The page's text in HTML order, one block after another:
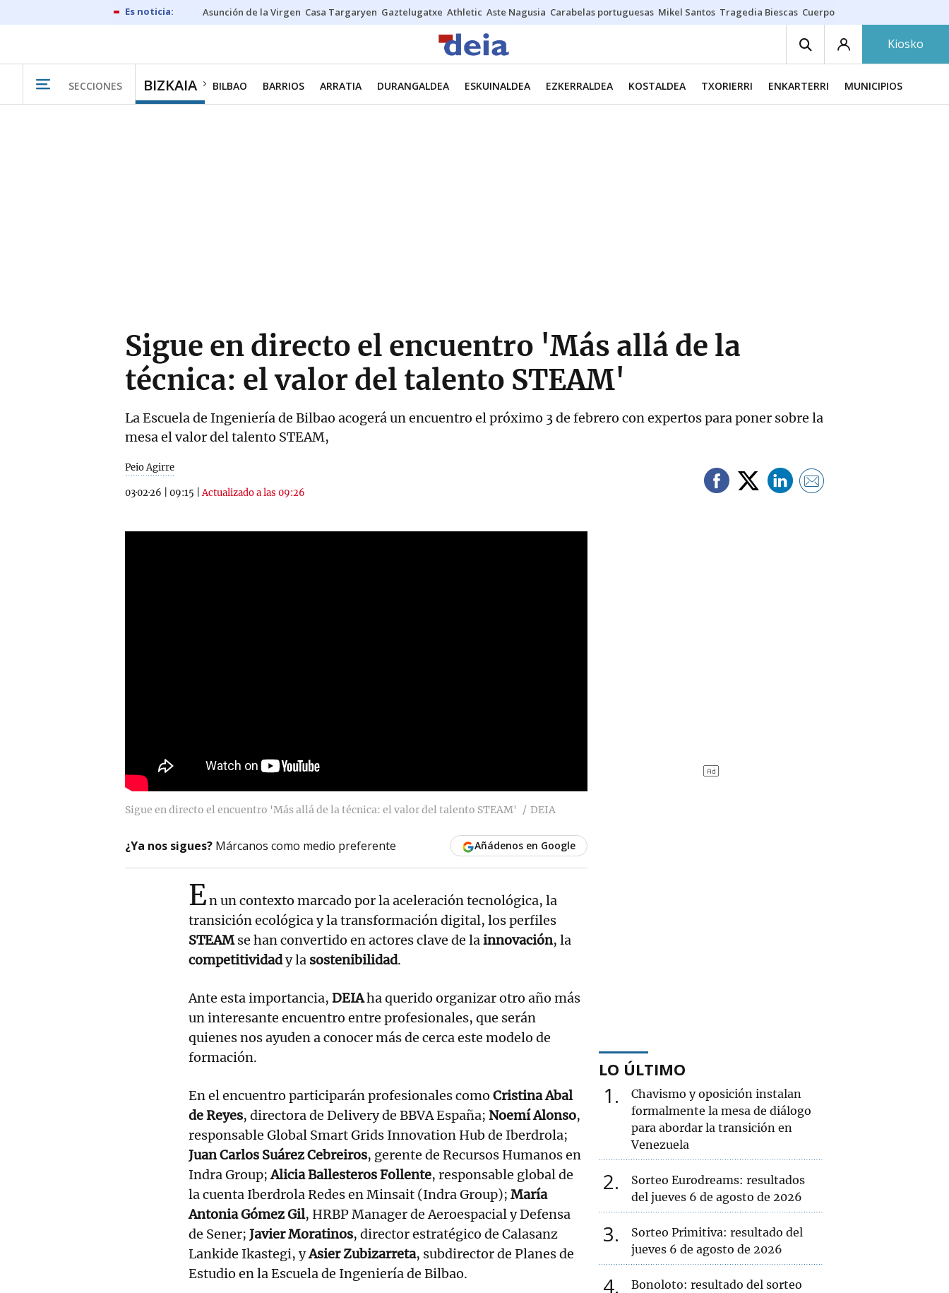
Asunción de la Virgen Casa Targaryen Gaztelugatxe Athletic Aste Nagusia Carabelas portuguesas Mikel Santos Tragedia Biescas Cuerpo ría
Kiosko
SECCIONES BIZKAIA BILBAO BARRIOS ARRATIA DURANGALDEA ESKUINALDEA EZKERRALDEA KOSTALDEA TXORIERRI ENKARTERRI MUNICIPIOS
Sigue en directo el encuentro 'Más allá de la
técnica: el valor del talento STEAM'
La Escuela de Ingeniería de Bilbao acogerá un encuentro el próximo 3 de febrero con expertos para poner sobre la
mesa el valor del talento STEAM,
Peio Agirre
03·02·26 09:15 |Actualizado a las 09:26
Sigue en directo el encuentro 'Más allá de la técnica: el valor del talento STEAM' DEIA
¿Ya nos sigues? Márcanos como medio preferente Añádenos en Google
En un contexto marcado por la aceleración tecnológica, la
transición ecológica y la transformación digital, los perfiles
STEAMse han convertido en actores clave de lainnovación, la
competitividady la sostenibilidad.
Ante esta importancia, DEIAha querido organizar otro año más
un interesante encuentro entre profesionales, que serán
quienes nos ayuden a conocer más de cerca este modelo de
formación.
En el encuentro participarán profesionales como Cristina Abal
de Reyes, directora de Delivery de BBVA España; Noemí Alonso,
responsable Global Smart Grids Innovation Hub de Iberdrola;
Juan Carlos Suárez Cebreiros, gerente de Recursos Humanos en
Indra Group;Alicia Ballesteros Follente, responsable global de
la cuenta Iberdrola Redes en Minsait (Indra Group); María
Antonia Gómez Gil, HRBP Manager de Aeroespacial y Defensa
de Sener; Javier Moratinos, director estratégico de Calasanz
Lankide Ikastegi, yAsier Zubizarreta, subdirector de Planes de
Estudio en la Escuela de Ingeniería de Bilbao.
LO ÚLTIMO
1
Chavismo y oposición instalan
formalmente la mesa de diálogo
para abordar la transición en
Venezuela
2
Sorteo Eurodreams: resultados
del jueves 6 de agosto de 2026
3
Sorteo Primitiva: resultado del
jueves 6 de agosto de 2026
4
Bonoloto: resultado del sorteo